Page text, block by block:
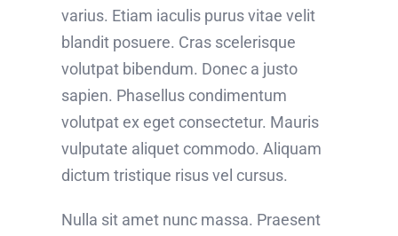
varius. Etiam iaculis purus vitae velit
blandit posuere. Cras scelerisque
volutpat bibendum. Donec a justo
sapien. Phasellus condimentum
volutpat ex eget consectetur. Mauris
vulputate aliquet commodo. Aliquam
dictum tristique risus vel cursus.
Nulla sit amet nunc massa. Praesent